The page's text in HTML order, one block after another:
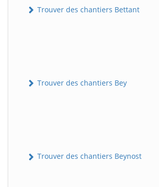
Trouver des chantiers Bettant
Trouver des chantiers Bey
Trouver des chantiers Beynost